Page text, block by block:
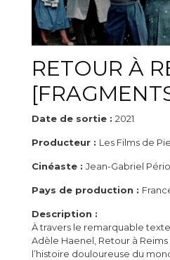
RETOUR À
Date de sortie : 2021
Producteur : Les Films de
Cinéaste : Jean-Gabriel
Pays de production :
Description :
À travers le remarquable
Adèle Haenel, Retour à
l’histoire douloureuse du